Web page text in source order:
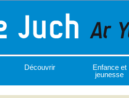
Découvrir
Enfance et
jeunesse